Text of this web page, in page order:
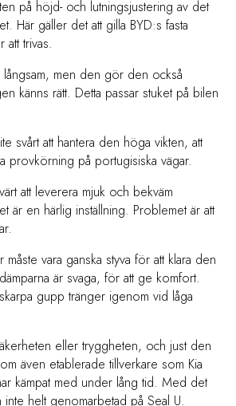
på höjd- och lutningsjustering av det
Här gäller det att gilla BYD:s fasta
trivas.
långsam, men den gör den också
känns rätt. Detta passar stuket på bilen
svårt att hantera den höga vikten, att
provkörning på portugisiska vägar.
att leverera mjuk och bekväm
är en härlig inställning. Problemet är att
vara ganska styva för att klara den
är svaga, för att ge komfort.
gupp tränger igenom vid låga
eller tryggheten, och just den
även etablerade tillverkare som Kia
kämpat med under lång tid. Med det
inte helt genomarbetad på Seal U.